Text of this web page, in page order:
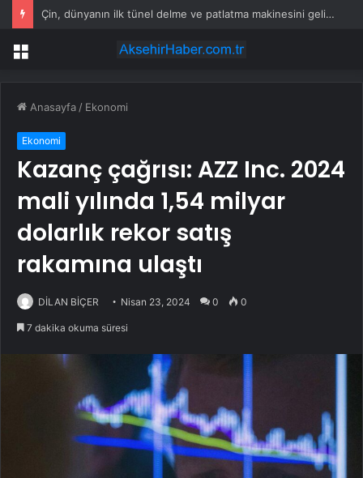
Çin, dünyanın ilk tünel delme ve patlatma makinesini geliştirdi
Menü
Anasayfa / Ekonomi
Ekonomi
Kazanç çağrısı: AZZ Inc. 2024
mali yılında 1,54 milyar
dolarlık rekor satış
rakamına ulaştı
DİLAN BİÇER Nisan 23, 2024 0 0
7 dakika okuma süresi